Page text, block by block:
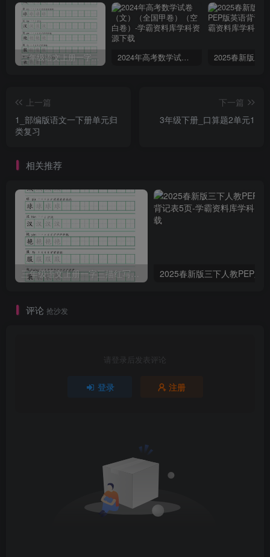
三年级语文上册一字三描红写字表字帖 2024年高考数学试卷（文）（全国甲卷）（空白卷）
上一篇
1_部编版语文一下册单元归
类复习
下一篇
3年级下册_口算题2单元1
相关推荐
三年级语文上册一字三描红写字表字帖
评论 抢沙发
请登录后发表评论
登录 注册